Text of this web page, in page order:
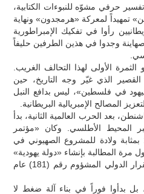
حرفي مشوّه للنبوءات الكتابية،
تمهيداً لمعركة «هرمجدون» ونهاية
رأوا في تفكيك الإمبراطورية
وجدوا في هذين الطرفين حليفاً
«وعد بلفور» عام 1917 هو الثمرة الأولى لهذا التحالف الغريب.
الذي غيّر وجه التاريخ، حين
في فلسطين»، ليس بدافع النبل
المصالح الإمبريالية البريطانية.
بعد الحرب العالمية الثانية، بدأ
المحيط الأطلسي. وكان «مؤتمر
بلتيمور» في نيويورك عام 1942 بمثابة ولادة للمشروع الصهيوني في
المطالبة بإنشاء «دولة يهودية»
في فلسطين، ممهدة الطريق للقرار الدولي المشؤوم رقم (181) عام
بل بدأوا فوراً في بناء آلة ضغط لا